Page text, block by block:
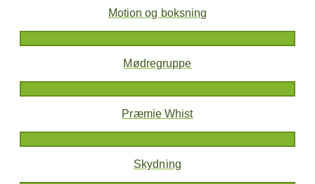
Motion og boksning
Mødregruppe
Præmie Whist
Skydning